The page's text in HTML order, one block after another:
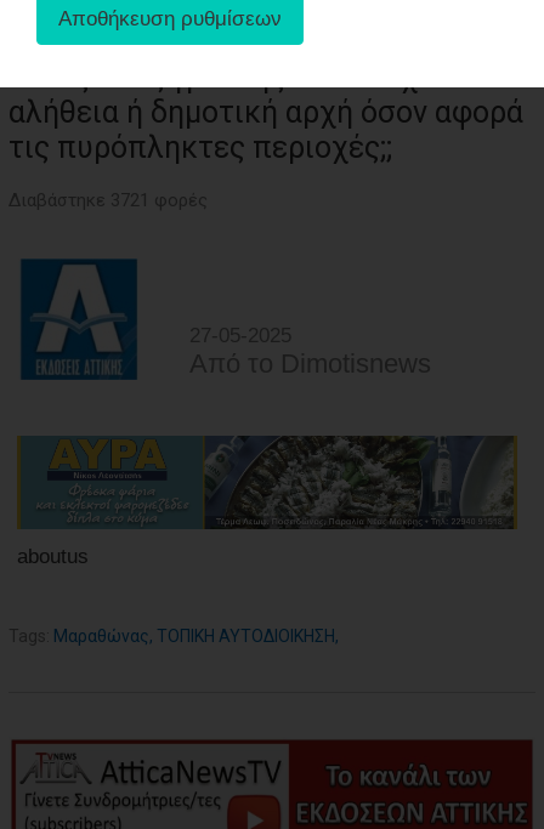
αλήθεια ή δημοτική αρχή όσον αφορά
τις πυρόπληκτες περιοχές;;
Διαβάστηκε 3721 φορές
27-05-2025
Από τo Dimotisnews
aboutus
Tags: Μαραθώνας, ΤΟΠΙΚΗ ΑΥΤΟΔΙΟΙΚΗΣΗ,